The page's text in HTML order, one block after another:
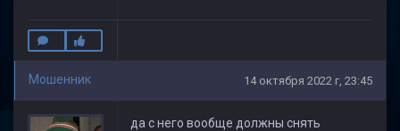
Мошенник 14 октября 2022 г, 23:45
да с него вообще должны снять